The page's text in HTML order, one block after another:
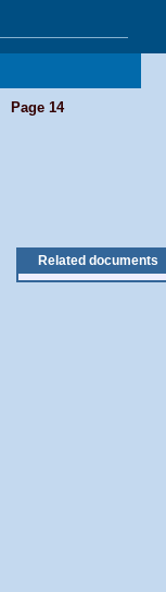
Page 14
Related documents